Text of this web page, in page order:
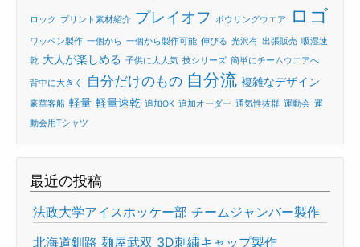
ロック プリント素材紹介 プレイオフ ボウリングウエア ロゴ
ワッペン製作 一個から 一個から製作可能 伸びる 光沢有 出張販売 吸湿速
乾 大人が楽しめる 子供に大人気 技シリーズ 簡単にチームウエアへ
背中に大きく 自分だけのもの 自分流 複雑なデザイン
豪華客船 軽量 軽量速乾 追加OK 追加オーダー 通気性抜群 運動会 運
動会用Tシャツ
最近の投稿
法政大学アイスホッケー部 チームジャンバー製作
北海道釧路 麺屋武双 3D刺繍キャップ製作